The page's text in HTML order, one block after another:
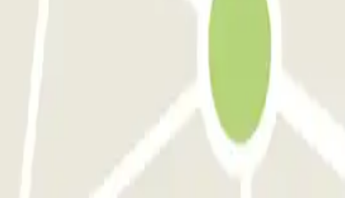
Estacionamento em Aeroporto de Adolfo Suárez Madrid–Barajas (MAD)